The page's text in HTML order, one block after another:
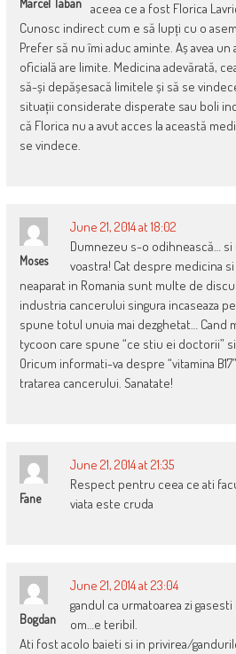
Marcel Taban
aceea ce a fost Florica
Cunosc indirect cum e să lupți cu o
Prefer să nu îmi aduc aminte. Aș avea
oficială are limite. Medicina adevărată,
să-și depășesacă limitele și să se
situații considerate disperate sau boli
că Florica nu a avut acces la această
se vindece.
Moses
June 21, 2014 at 18:02
Dumnezeu s-o odihnească…
voastra! Cat despre medicina
neaparat in Romania sunt multe de
industria cancerului singura incaseaza
spune totul unuia mai dezghetat… Cand
tycoon care spune “ce stiu ei doctorii”
Oricum informati-va despre “vitamina
tratarea cancerului. Sanatate!
Fane
June 21, 2014 at 21:35
Respect pentru ceea ce ati
viata este cruda
Bogdan
June 21, 2014 at 23:04
gandul ca urmatoarea zi gasesti
om…e teribil.
Ati fost acolo baieti si in privirea/